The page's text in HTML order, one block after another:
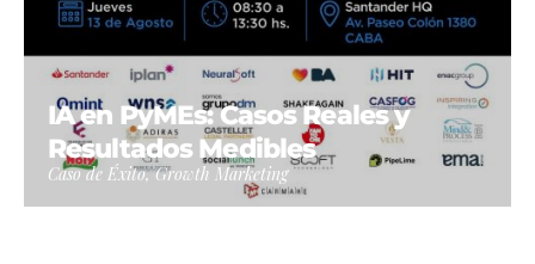
IA en PyMEs: Casos Reales y
Resultados Medibles
Caso de Éxito, Growth Marketing